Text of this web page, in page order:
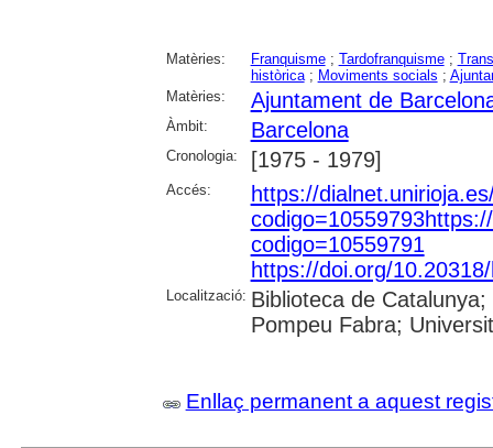
Matèries: Franquisme; Tardofranquisme;
històrica; Moviments socials ;
Matèries:
Ajuntament de
Àmbit: Barcelona
Cronologia: [1975 - 1979]
Accés:
https://
codigo=10559791
https://doi.org/
Localització: Biblioteca de
Pompeu Fabra;
Enllaç permanent a aquest